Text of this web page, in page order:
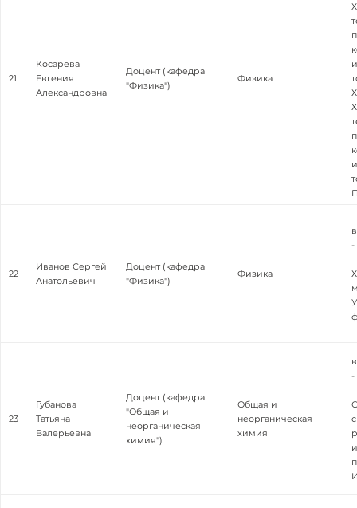
21
Косарева
Евгения
Александровна
Доцент (кафедра
"Физика")
Физика
22
Иванов Сергей
Анатольевич
Доцент (кафедра
"Физика")
Физика
-
23
Губанова
Татьяна
Валерьевна
Доцент (кафедра
"Общая и
неорганическая
химия")
Общая и
неорганическая
химия
-